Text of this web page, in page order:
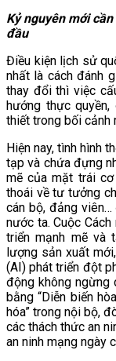
Kỷ nguyên mới
đầu
Điều kiện lịch sử
nhất là cách đánh
thay đổi thì việc
hướng thực
thiết trong bối cảnh
Hiện nay, tình hình
tạp và chứa đựng
mẽ của mặt trái
thoái về tư tưởng
cán bộ, đảng
nước ta. Cuộc
triển mạnh mẽ và
lượng sản xuất
(AI) phát triển đột
động không ngừng
bằng “Diễn biến
hóa” trong nội bộ,
các thách thức an
an ninh mạng ngày